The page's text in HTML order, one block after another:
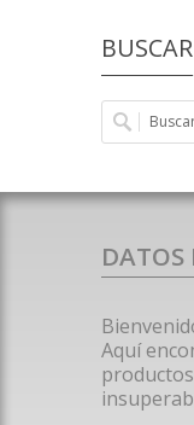
BUSCAR
DATOS
Aquí